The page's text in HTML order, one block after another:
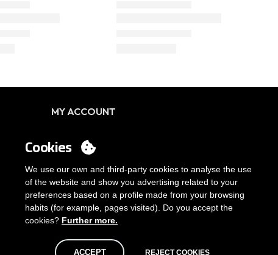
MY ACCOUNT
Θέλετε να γίνετε πελάτης;
Cookies
We use our own and third-party cookies to analyse the use
of the website and show you advertising related to your
preferences based on a profile made from your browsing
habits (for example, pages visited). Do you accept the
cookies? Further more.
ACCEPT REJECT COOKIES